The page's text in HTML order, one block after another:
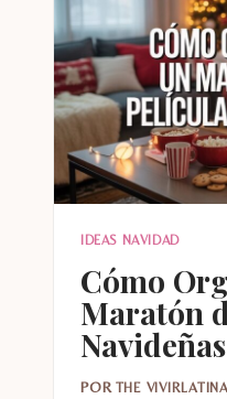
IDEAS NAVIDAD
Cómo
Maratón
Navideñas
POR THE